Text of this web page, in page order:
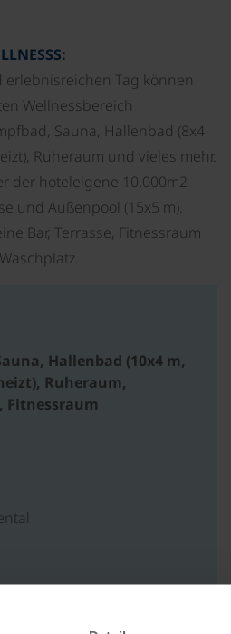
Tag können
Wellnessbereich
Sauna, Hallenbad (8x4
Ruheraum und vieles mehr.
der hoteleigene 10.000m2
und Außenpool (15x5 m).
Bar, Terrasse, Fitnessraum
Hallenbad (10x4 m,
Ruheraum,
Fitnessraum